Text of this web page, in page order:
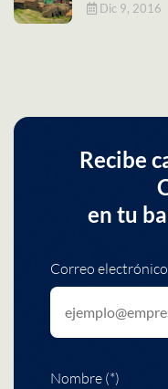
Dic 9, 2016
Recibe
en tu
Correo
Nombre (*)